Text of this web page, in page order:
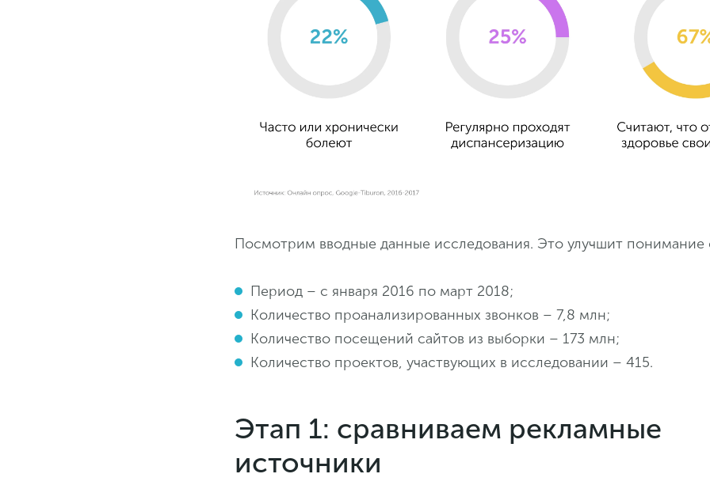
Посмотрим вводные данные исследования. Это улучшит понимание
Период – с января 2016 по март 2018;
Количество проанализированных звонков – 7,8 млн;
Количество посещений сайтов из выборки – 173 млн;
Количество проектов, участвующих в исследовании – 415.
Этап 1: сравниваем рекламные
источники